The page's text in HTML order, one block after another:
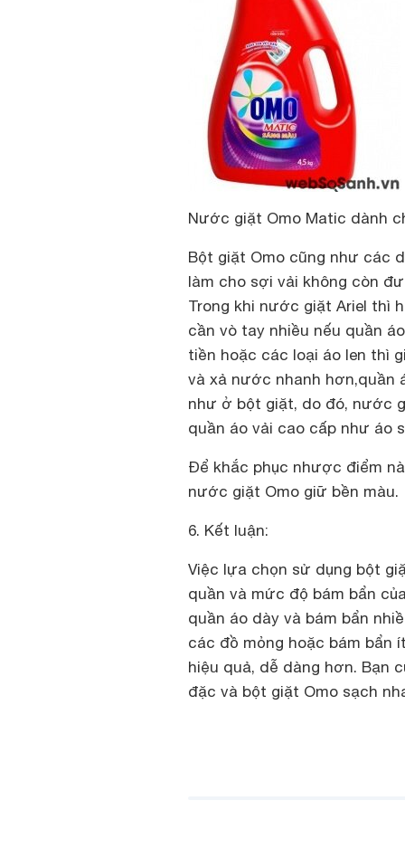
Nước giặt Omo Matic dành
Bột giặt Omo cũng như các
làm cho sợi vải không còn
Trong khi nước giặt Ariel thì
cần vò tay nhiều nếu quần
tiền hoặc các loại áo len thì
và xả nước nhanh hơn,quần
như ở bột giặt, do đó, nước
quần áo vải cao cấp như áo
Để khắc phục nhược điểm
nước giặt Omo giữ bền màu.
6. Kết luận:
Việc lựa chọn sử dụng bột
quần và mức độ bám bẩn
quần áo dày và bám bẩn
các đồ mỏng hoặc bám bẩn
hiệu quả, dễ dàng hơn. Bạn
đặc và bột giặt Omo sạch